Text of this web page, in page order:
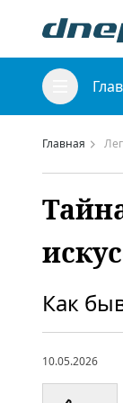
Главная
Как
10.05.2026